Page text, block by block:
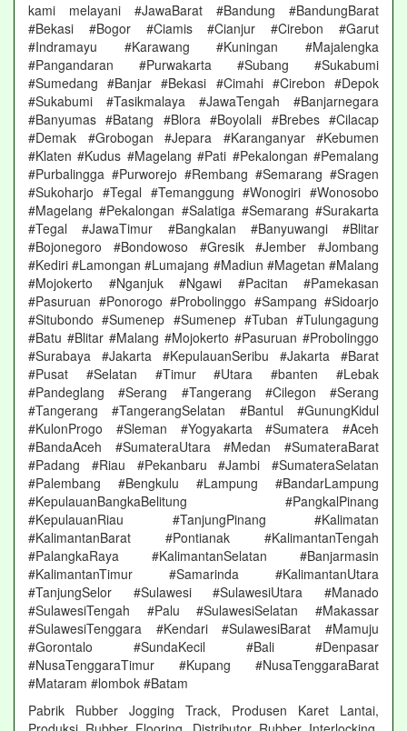
kami melayani #JawaBarat #Bandung #BandungBarat
#Bekasi #Bogor #Ciamis #Cianjur #Cirebon #Garut
#Indramayu #Karawang #Kuningan #Majalengka
#Pangandaran #Purwakarta #Subang #Sukabumi
#Sumedang #Banjar #Bekasi #Cimahi #Cirebon #Depok
#Sukabumi #Tasikmalaya #JawaTengah #Banjarnegara
#Banyumas #Batang #Blora #Boyolali #Brebes #Cilacap
#Demak #Grobogan #Jepara #Karanganyar #Kebumen
#Klaten #Kudus #Magelang #Pati #Pekalongan #Pemalang
#Purbalingga #Purworejo #Rembang #Semarang #Sragen
#Sukoharjo #Tegal #Temanggung #Wonogiri #Wonosobo
#Magelang #Pekalongan #Salatiga #Semarang #Surakarta
#Tegal #JawaTimur #Bangkalan #Banyuwangi #Blitar
#Bojonegoro #Bondowoso #Gresik #Jember #Jombang
#Kediri #Lamongan #Lumajang #Madiun #Magetan #Malang
#Mojokerto #Nganjuk #Ngawi #Pacitan #Pamekasan
#Pasuruan #Ponorogo #Probolinggo #Sampang #Sidoarjo
#Situbondo #Sumenep #Sumenep #Tuban #Tulungagung
#Batu #Blitar #Malang #Mojokerto #Pasuruan #Probolinggo
#Surabaya #Jakarta #KepulauanSeribu #Jakarta #Barat
#Pusat #Selatan #Timur #Utara #banten #Lebak
#Pandeglang #Serang #Tangerang #Cilegon #Serang
#Tangerang #TangerangSelatan #Bantul #GunungKidul
#KulonProgo #Sleman #Yogyakarta #Sumatera #Aceh
#BandaAceh #SumateraUtara #Medan #SumateraBarat
#Padang #Riau #Pekanbaru #Jambi #SumateraSelatan
#Palembang #Bengkulu #Lampung #BandarLampung
#KepulauanBangkaBelitung #PangkalPinang
#KepulauanRiau #TanjungPinang #Kalimatan
#KalimantanBarat #Pontianak #KalimantanTengah
#PalangkaRaya #KalimantanSelatan #Banjarmasin
#KalimantanTimur #Samarinda #KalimantanUtara
#TanjungSelor #Sulawesi #SulawesiUtara #Manado
#SulawesiTengah #Palu #SulawesiSelatan #Makassar
#SulawesiTenggara #Kendari #SulawesiBarat #Mamuju
#Gorontalo #SundaKecil #Bali #Denpasar
#NusaTenggaraTimur #Kupang #NusaTenggaraBarat
#Mataram #lombok #Batam
Pabrik Rubber Jogging Track, Produsen Karet Lantai,